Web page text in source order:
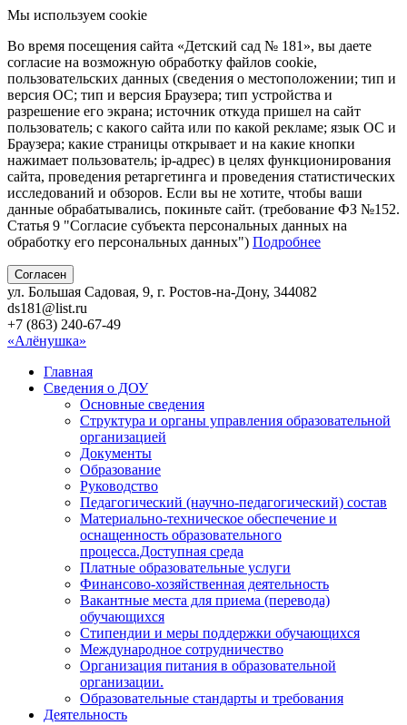
Мы используем cookie
Во время посещения сайта «Детский сад № 181», вы даете
согласие на возможную обработку файлов cookie,
пользовательских данных (сведения о местоположении; тип и
версия ОС; тип и версия Браузера; тип устройства и
разрешение его экрана; источник откуда пришел на сайт
пользователь; с какого сайта или по какой рекламе; язык ОС и
Браузера; какие страницы открывает и на какие кнопки
нажимает пользователь; ip-адрес) в целях функционирования
сайта, проведения ретаргетинга и проведения статистических
исследований и обзоров. Если вы не хотите, чтобы ваши
данные обрабатывались, покиньте сайт. (требование ФЗ №152.
Статья 9 "Согласие субъекта персональных данных на
обработку его персональных данных") Подробнее
Согласен
ул. Большая Садовая, 9, г. Ростов-на-Дону, 344082
ds181@list.ru
+7 (863) 240-67-49
«Алёнушка»
Главная
Сведения о ДОУ
Основные сведения
Структура и органы управления образовательной
организацией
Документы
Образование
Руководство
Педагогический (научно-педагогический) состав
Материально-техническое обеспечение и
оснащенность образовательного
процесса.Доступная среда
Платные образовательные услуги
Финансово-хозяйственная деятельность
Вакантные места для приема (перевода)
обучающихся
Стипендии и меры поддержки обучающихся
Международное сотрудничество
Организация питания в образовательной
организации.
Образовательные стандарты и требования
Деятельность